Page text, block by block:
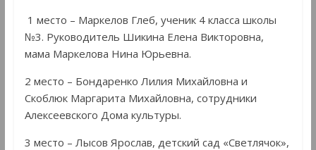
1 место – Маркелов Глеб, ученик 4 класса школы
№3. Руководитель Шикина Елена Викторовна,
мама Маркелова Нина Юрьевна.
2 место – Бондаренко Лилия Михайловна и
Скоблюк Маргарита Михайловна, сотрудники
Алексеевского Дома культуры.
3 место – Лысов Ярослав, детский сад «Светлячок»,